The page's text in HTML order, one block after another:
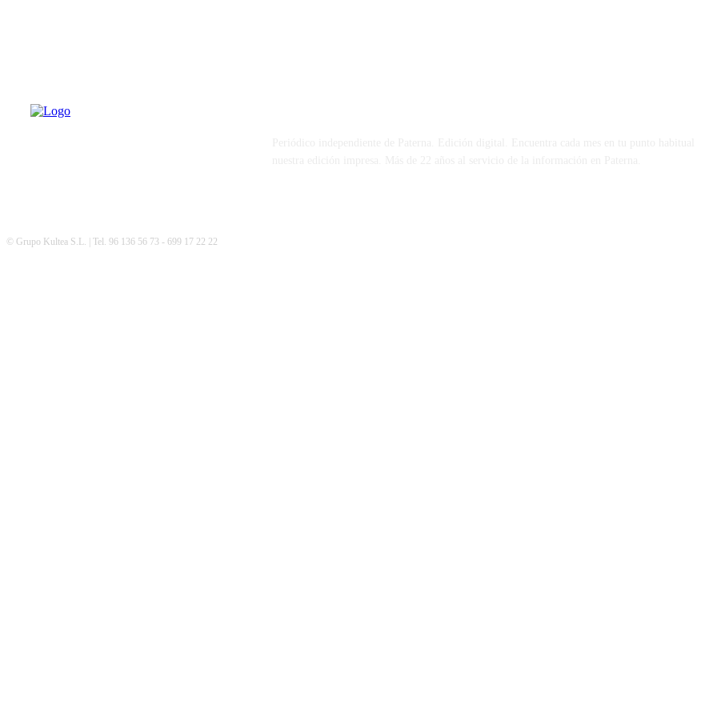
© Grupo Kultea S.L. | Tel. 96 136 56 73 - 699 17 22 22